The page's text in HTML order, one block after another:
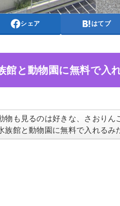
シェア はてブ
館と動物園に無料で入
物も見るのは好きな、さおりん
族館と動物園に無料で入れるみ